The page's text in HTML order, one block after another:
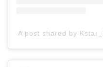
A post shared by